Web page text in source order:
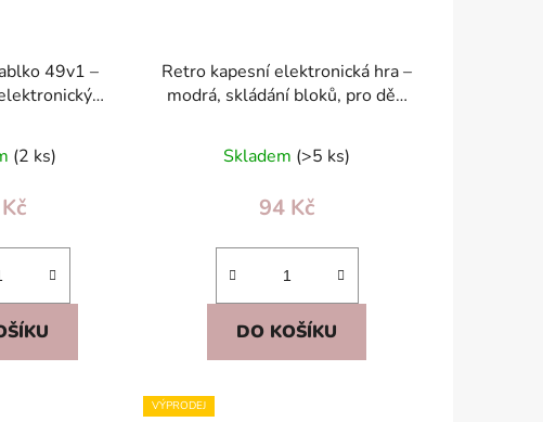
49v1 –
(2 ks)
Retro kapesní elektronická hra –
modrá, skládání bloků, pro děti
Skladem (>5 ks)
94 Kč
DO KOŠÍKU
VÝPRODEJ